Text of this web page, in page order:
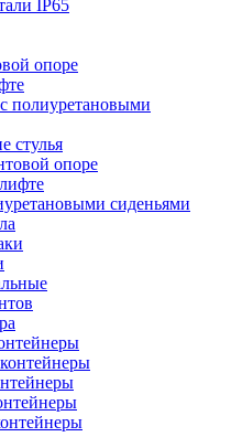
IP65
опоре
полиуретановыми
стулья
опоре
сиденьями